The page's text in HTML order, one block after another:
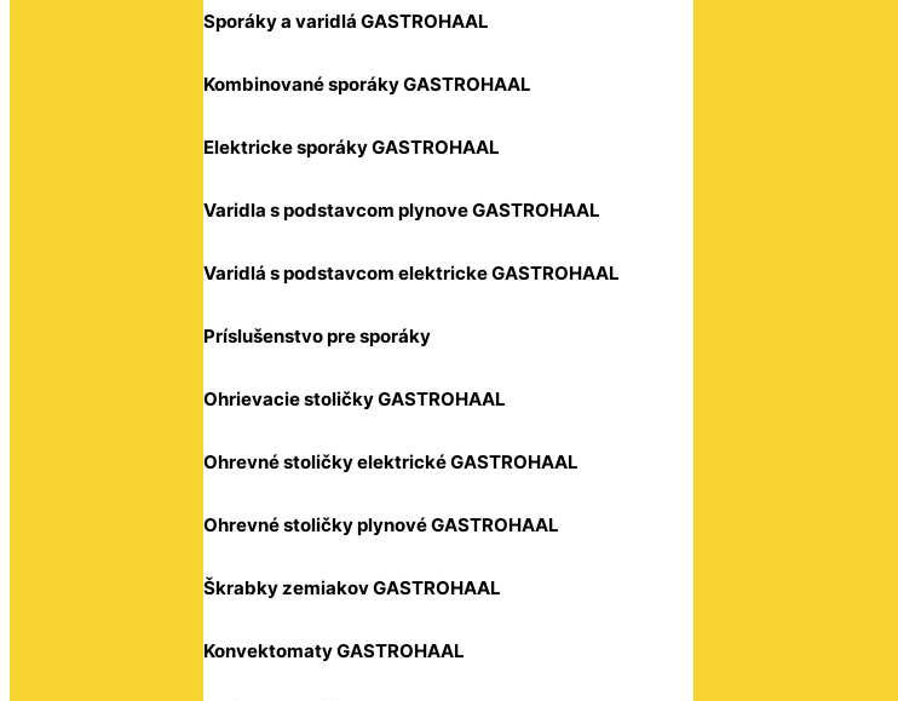
Sporáky a varidlá GASTROHAAL
Kombinované sporáky GASTROHAAL
Elektricke sporáky GASTROHAAL
Varidla s podstavcom plynove GASTROHAAL
Varidlá s podstavcom elektricke GASTROHAAL
Príslušenstvo pre sporáky
Ohrievacie stoličky GASTROHAAL
Ohrevné stoličky elektrické GASTROHAAL
Ohrevné stoličky plynové GASTROHAAL
Škrabky zemiakov GASTROHAAL
Konvektomaty GASTROHAAL